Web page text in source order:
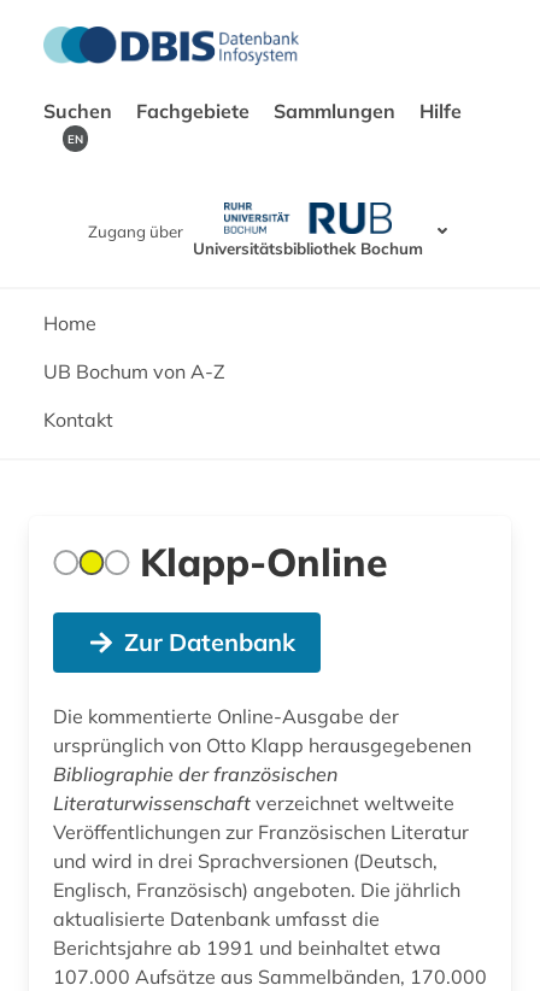
Suchen Fachgebiete Sammlungen Hilfe
EN
Zugang über
Universitätsbibliothek Bochum
Home
UB Bochum von A-Z
Kontakt
Klapp-Online
Zur Datenbank
Die kommentierte Online-Ausgabe der
ursprünglich von Otto Klapp herausgegebenen
Bibliographie der französischen
Literaturwissenschaft verzeichnet weltweite
Veröffentlichungen zur Französischen Literatur
und wird in drei Sprachversionen (Deutsch,
Englisch, Französisch) angeboten. Die jährlich
aktualisierte Datenbank umfasst die
Berichtsjahre ab 1991 und beinhaltet etwa
107.000 Aufsätze aus Sammelbänden, 170.000